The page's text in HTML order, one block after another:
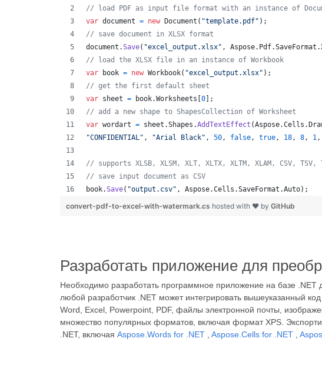
// load PDF as input file format with an instance of
var document = new Document ( "template.pdf" ) ;
// save document in XLSX format
document .Save( "excel_output.xlsx" , Aspose. Pdf.SaveFormat .
// load the XLSX file in an instance of Workbook
var
book = new Workbook( "excel_output.xlsx" ) ;
// get the first default sheet
var sheet = book.Worksheets 0
;
// add a new shape to ShapesCollection of Worksheet
var wordart = sheet .Shapes .AddTextEffect (Aspose.Cells .
"CONFIDENTIAL" , "Arial Black" , 50, false, true, 18, 8, 1,
// supports XLSB, XLSM, XLT, XLTX, XLTM, XLAM, CSV,
// save input document as CSV
book.Save( "output.csv" , Aspose.Cells .SaveFormat .Auto) ;
convert-pdf-to-excel-with-watermark.cs hosted with ❤ by GitHub
Разработать приложение для
Необходимо разработать программное приложение на базе
любой разработчик .NET может интегрировать вышеуказанный
Word, Excel, Powerpoint, PDF, файлы электронной почты,
множество популярных форматов, включая формат XPS.
.NET, включая Aspose.Words for .NET Aspose.Cells for .NET